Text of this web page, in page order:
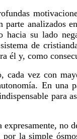
analizados
hacia su lado
de
él y, como
vez con
En
para
la simple